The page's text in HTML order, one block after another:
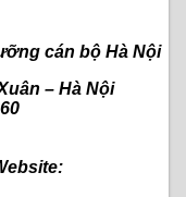
cán bộ Hà Nội
– Hà Nội